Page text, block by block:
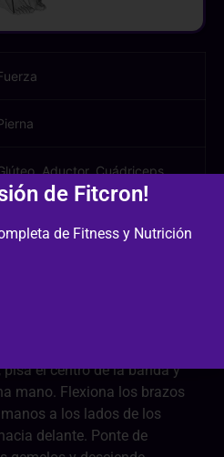
Aductor, Cuádriceps,
el centro de la banda y
mano. Flexiona los brazos
a los lados de los
delante. Ponte de
de Fitcron!
de Fitness y Nutrición